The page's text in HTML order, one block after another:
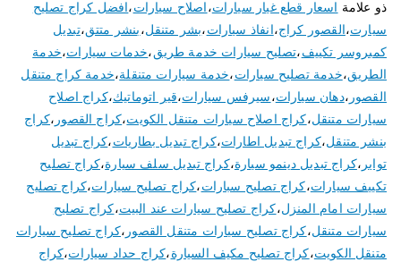
ذو علامة اسعار قطع غيار سيارات،اصلاح سيارات،افضل كراج تصليح
سيارت،القصور كراج،انفاذ سيارات،بشر متنقل،بنشر متتق،تبديل
كمبروسر تكييف،تصليح سيارات خدمة طريق،خدمات سيارات،خدمة
الطريق،خدمة تصليح سيارات،خدمة سيارات متنقلة،خدمة كراج متنقل
القصور ،دهان سيارات،سيرفس سيارات،قير اتوماتيك،كراج اصلاح
سيارات متنقل،كراج اصلاح سيارات متنقل الكويت،كراج القصور ،كراج
بنشر متنقل،كراج تبديل اطارات،كراج تبديل بطاريات،كراج تبديل
تواير ،كراج تبديل دينمو سيارة،كراج تبديل سلف سيارة،كراج تصليح
تكييف سيارات،كراج تصليح سبارات،كراج تصليح سيارات،كراج تصليح
سيارات امام المنزل،كراج تصليح سيارات عند البيت،كراج تصليح
سيارات متنقل،كراج تصليح سيارات متنقل القصور ،كراج تصليح سيارات
متنقل الكويت،كراج تصليح مكيف السيارة،كراج حداد سيارات،كراج